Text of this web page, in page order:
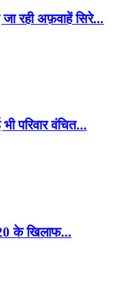
जा रही अफ़वाहें सिरे...
परिवार वंचित...
के खिलाफ...